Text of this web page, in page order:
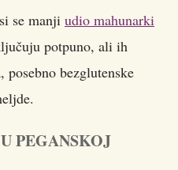
se manji udio mahunarki
potpuno, ali ih
bezglutenske
PEGANSKOJ